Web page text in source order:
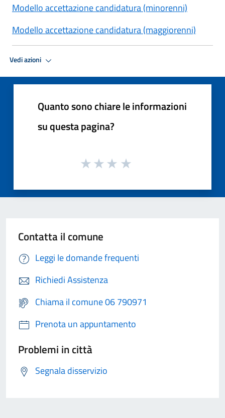
Modello accettazione candidatura (minorenni)
Modello accettazione candidatura (maggiorenni)
Vedi azioni
Quanto sono chiare le informazioni
su questa pagina?
Contatta il comune
Leggi le domande frequenti
Richiedi Assistenza
Chiama il comune 06 790971
Prenota un appuntamento
Problemi in città
Segnala disservizio